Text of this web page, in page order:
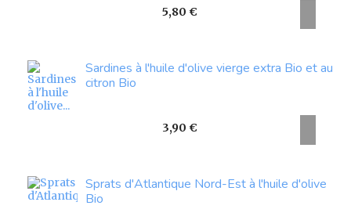
Prix
5,80 €
Sardines à l'huile d'olive vierge extra Bio et au
citron Bio
Prix
3,90 €
Sprats d'Atlantique Nord-Est à l'huile d'olive
Bio